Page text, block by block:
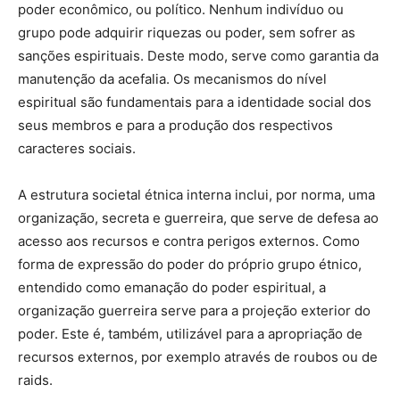
poder econômico, ou político. Nenhum indivíduo ou
grupo pode adquirir riquezas ou poder, sem sofrer as
sanções espirituais. Deste modo, serve como garantia da
manutenção da acefalia. Os mecanismos do nível
espiritual são fundamentais para a identidade social dos
seus membros e para a produção dos respectivos
caracteres sociais.
A estrutura societal étnica interna inclui, por norma, uma
organização, secreta e guerreira, que serve de defesa ao
acesso aos recursos e contra perigos externos. Como
forma de expressão do poder do próprio grupo étnico,
entendido como emanação do poder espiritual, a
organização guerreira serve para a projeção exterior do
poder. Este é, também, utilizável para a apropriação de
recursos externos, por exemplo através de roubos ou de
raids.